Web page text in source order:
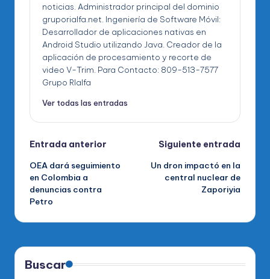
noticias. Administrador principal del dominio
gruporialfa.net. Ingeniería de Software Móvil:
Desarrollador de aplicaciones nativas en
Android Studio utilizando Java. Creador de la
aplicación de procesamiento y recorte de
video V-Trim. Para Contacto: 809-513-7577
Grupo RIalfa
Ver todas las entradas
Navegación
de
entradas
Entrada anterior
OEA dará seguimiento
en Colombia a
denuncias contra
Petro
Siguiente entrada
Un dron impactó en la
central nuclear de
Zaporiyia
Buscar